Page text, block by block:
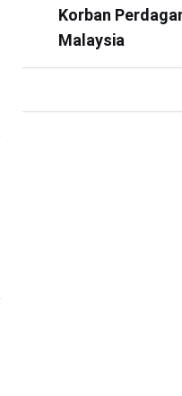
Korban
Malaysia